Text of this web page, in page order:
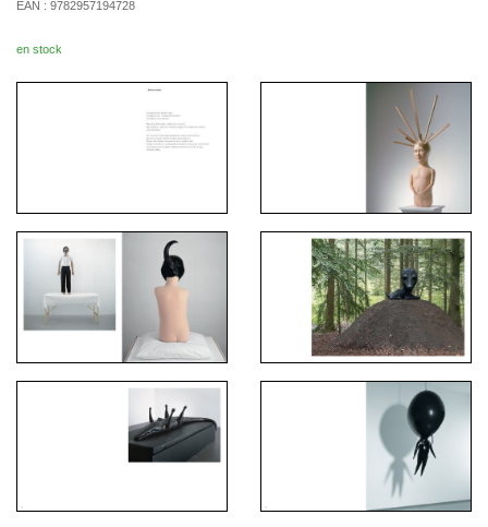
EAN : 9782957194728
en stock